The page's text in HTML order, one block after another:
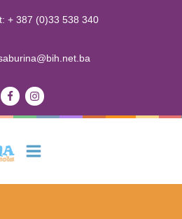
+ 387 (0)33 538 340